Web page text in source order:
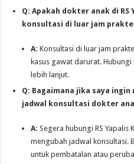
Q: Apakah dokter anak di RS
konsultasi di luar jam
A: Konsultasi di luar jam
kasus gawat darurat. Hubungi
lebih lanjut.
Q: Bagaimana jika saya
jadwal konsultasi dokter
A: Segera hubungi RS Yapalis
mengubah jadwal konsultasi.
untuk pembatalan atau